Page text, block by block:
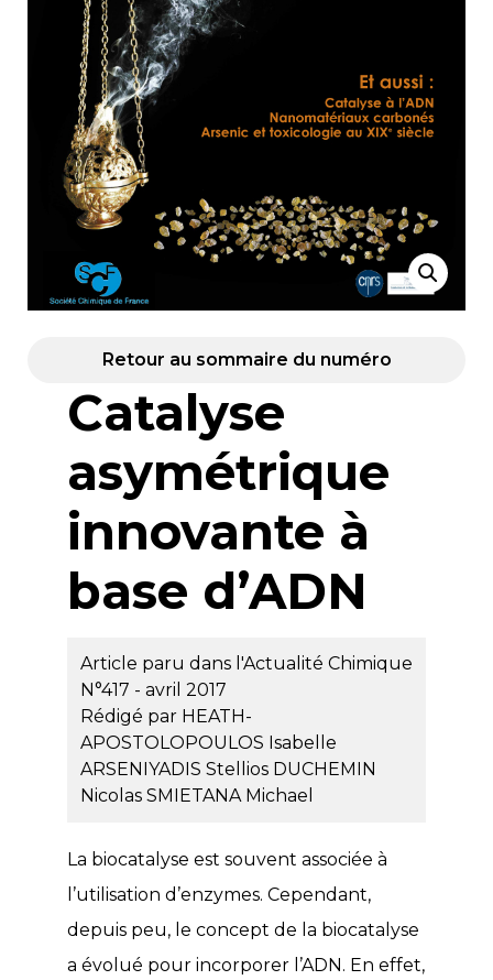
Retour au sommaire du numéro
Catalyse
asymétrique
innovante à
base d’ADN
Article paru dans l'Actualité Chimique
N°417 - avril 2017
Rédigé par HEATH-
APOSTOLOPOULOS Isabelle
ARSENIYADIS Stellios DUCHEMIN
Nicolas SMIETANA Michael
La biocatalyse est souvent associée à
l’utilisation d’enzymes. Cependant,
depuis peu, le concept de la biocatalyse
a évolué pour incorporer l’ADN. En effet,